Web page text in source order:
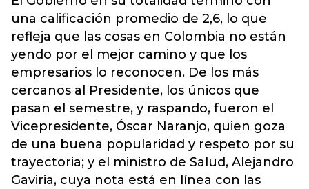
una calificación promedio de 2,6, lo que
refleja que las cosas en Colombia no están
yendo por el mejor camino y que los
empresarios lo reconocen. De los más
cercanos al Presidente, los únicos que
pasan el semestre, y raspando, fueron el
Vicepresidente, Óscar Naranjo, quien goza
de una buena popularidad y respeto por su
trayectoria; y el ministro de Salud, Alejandro
Gaviria, cuya nota está en línea con las